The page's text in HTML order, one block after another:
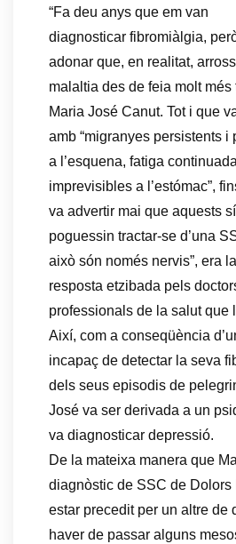
“Fa deu anys que em van
diagnosticar fibromiàlgia,
adonar que, en realitat,
malaltia des de feia molt més
Maria José Canut. Tot i que
amb “migranyes persistents i
a l’esquena, fatiga
imprevisibles a l’estómac”,
va advertir mai que aquests
poguessin tractar-se d’una
això són només nervis”, era
resposta etzibada pels
professionals de la salut que
Així, com a conseqüència
incapaç de detectar la seva
dels seus episodis de
José va ser derivada a un
va diagnosticar depressió.
De la mateixa manera que
diagnòstic de SSC de Dolors
estar precedit per un altre de
haver de passar alguns